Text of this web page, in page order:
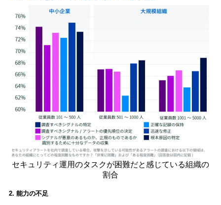
セキュリティ運用のタスクが困難だと感じている組織の
割合
2. 能力の不足